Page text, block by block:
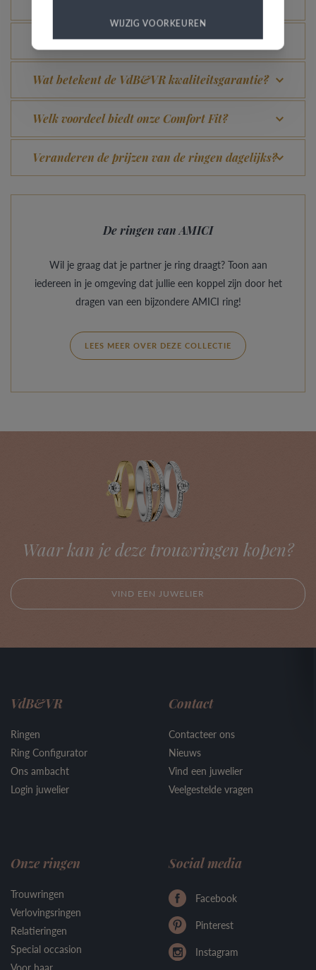
Kan elke ring gegraveerd worden?
Wat betekent de VdB&VR kwaliteitsgarantie?
Welk voordeel biedt onze Comfort Fit?
Veranderen de prijzen van de ringen dagelijks?
De ringen van AMICI
Wil je graag dat je partner je ring draagt? Toon aan
iedereen in je omgeving dat jullie een koppel zijn door het
dragen van een bijzondere AMICI ring!
LEES MEER OVER DEZE COLLECTIE
Waar kan je deze trouwringen kopen?
VIND EEN JUWELIER
WIJZIG VOORKEUREN
VdB&VR
Ringen
Ring Configurator
Ons ambacht
Login juwelier
Contact
Contacteer ons
Nieuws
Vind een juwelier
Veelgestelde vragen
Onze ringen
Trouwringen
Verlovingsringen
Relatieringen
Special occasion
Voor haar
Social media
Facebook
Pinterest
Instagram